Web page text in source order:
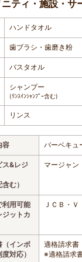
ティ・施設・サ
ハンドタオル
歯ブラシ・歯磨き粉
バスタオル
シャンプー
(ﾘﾝｽｲﾝｼｬﾝﾌﾟｰ含む)
リンス
容 バーベキュ
ス&レジ
む）
マージャン
利用可能
ジットカ
ＪＣＢ・
（インボ
対応）
適格請求書
※適格請求